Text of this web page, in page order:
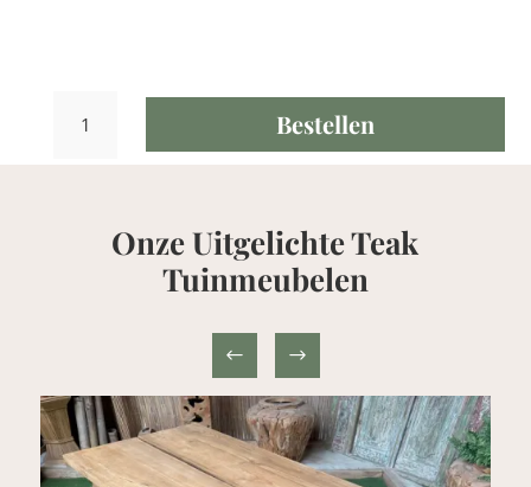
Tuintafel
Bestellen
Onze Uitgelichte Teak
Tuinmeubelen